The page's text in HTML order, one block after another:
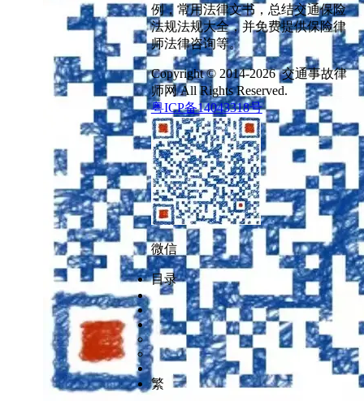
例，常用法律文书，总结交通保险
法规法规大全，并免费提供保险律
师法律咨询等。
Copyright © 2014-2026 交通事故律
师网 All Rights Reserved.
粤ICP备14043318号
微信
目录
繁